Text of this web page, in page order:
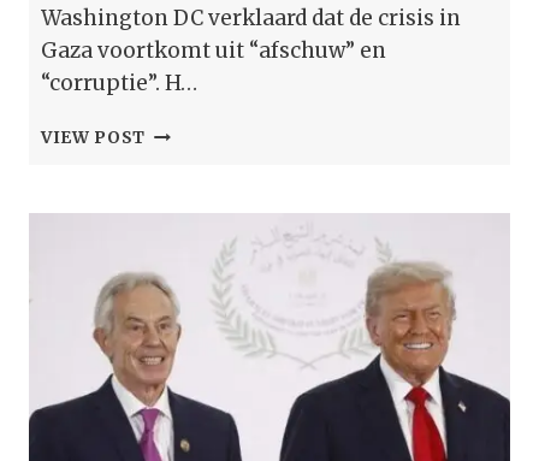
Washington DC verklaard dat de crisis in
Gaza voortkomt uit “afschuw” en
“corruptie”. H…
VIEW POST TONY
IS
HET
GEVOLG
VAN
‘EXTREMISME’
EN
‘CORRUPTIE’